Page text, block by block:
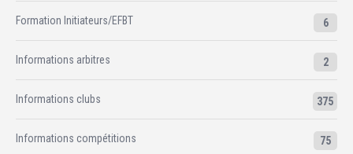
Formation Initiateurs/EFBT 6
Informations arbitres 2
Informations clubs 375
Informations compétitions 75